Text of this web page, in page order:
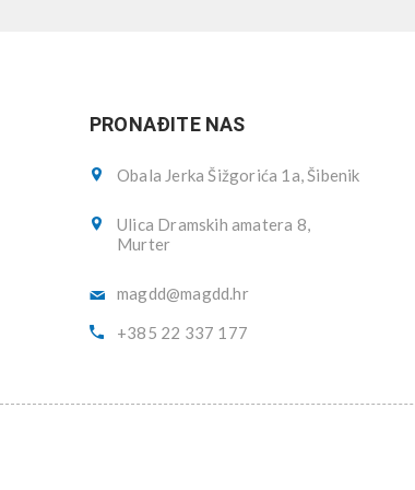
PRONAĐITE NAS
Obala Jerka Šižgorića 1a, Šibenik
Ulica Dramskih amatera 8,
Murter
magdd@magdd.hr
+385 22 337 177